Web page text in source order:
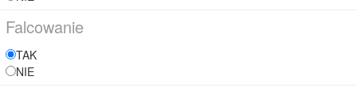
Falcowanie
TAK
NIE